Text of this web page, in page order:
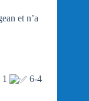
et n’a
6-4